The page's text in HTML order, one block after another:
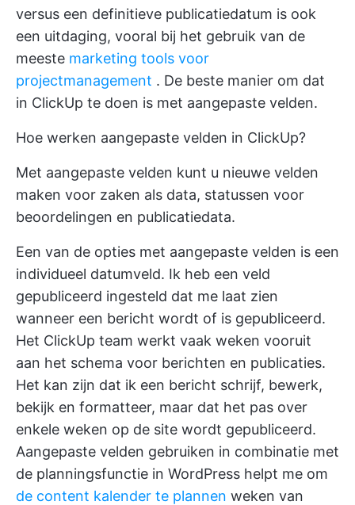
versus een definitieve publicatiedatum is ook
een uitdaging, vooral bij het gebruik van de
meeste marketing tools voor
projectmanagement . De beste manier om dat
in ClickUp te doen is met aangepaste velden.
Hoe werken aangepaste velden in ClickUp?
Met aangepaste velden kunt u nieuwe velden
maken voor zaken als data, statussen voor
beoordelingen en publicatiedata.
Een van de opties met aangepaste velden is een
individueel datumveld. Ik heb een veld
gepubliceerd ingesteld dat me laat zien
wanneer een bericht wordt of is gepubliceerd.
Het ClickUp team werkt vaak weken vooruit
aan het schema voor berichten en publicaties.
Het kan zijn dat ik een bericht schrijf, bewerk,
bekijk en formatteer, maar dat het pas over
enkele weken op de site wordt gepubliceerd.
Aangepaste velden gebruiken in combinatie met
de planningsfunctie in WordPress helpt me om
de content kalender te plannen weken van